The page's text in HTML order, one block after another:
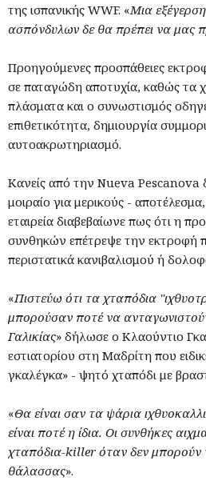
της ισπανικής WWF. «Μια
ασπόνδυλων δε θα πρέπει να μας
Προηγούμενες προσπάθειες
σε παταγώδη αποτυχία, καθώς τα
πλάσματα και ο συνωστισμός
επιθετικότητα, δημιουργία
αυτοακρωτηριασμό.
Κανείς από την Nueva Pescanova
μοιραίο για μερικούς -
εταιρεία διαβεβαίωνε πως ότι η
συνθηκών επέτρεψε την εκτροφή
περιστατικά κανιβαλισμού ή
«Πιστεύω ότι τα χταπόδια
μπορούσαν ποτέ να
Γαλικίας» δήλωσε ο Κλαούντιο
εστιατορίου στη Μαδρίτη που
γκαλέγκα» - ψητό χταπόδι με
«Θα είναι σαν τα ψάρια
είναι ποτέ η ίδια. Οι συνθήκες
χταπόδια-killer όταν δεν μπορούν
θάλασσας».